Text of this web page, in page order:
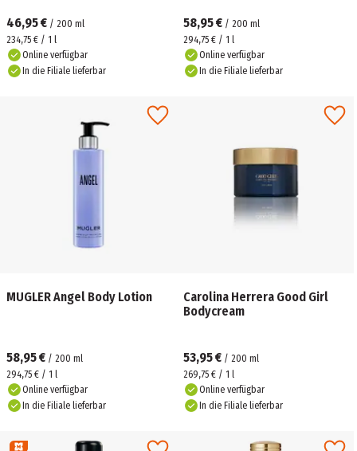
46,95 € / 200 ml
234,75 € / 1 l
Online verfügbar
In die Filiale lieferbar
58,95 € / 200 ml
294,75 € / 1 l
Online verfügbar
In die Filiale lieferbar
MUGLER Angel Body Lotion
58,95 € / 200 ml
294,75 € / 1 l
Online verfügbar
In die Filiale lieferbar
Carolina Herrera Good Girl
Bodycream
53,95 € / 200 ml
269,75 € / 1 l
Online verfügbar
In die Filiale lieferbar